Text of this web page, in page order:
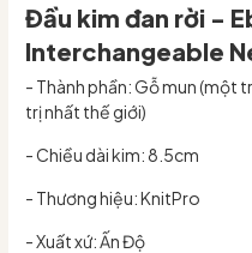
Đầu kim đan rời -
Interchangeable
- Thành phần: Gỗ mun (một
trị nhất thế giới)
- Chiều dài kim: 8.5cm
- Thương hiệu: KnitPro
- Xuất xứ: Ấn Độ